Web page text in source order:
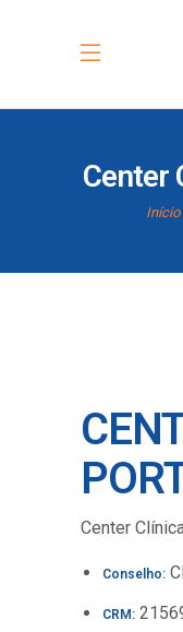
Center
Início
Center
Conselho:
CRM: